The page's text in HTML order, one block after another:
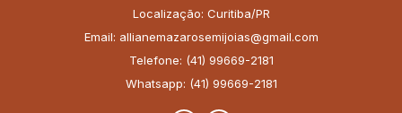
Localização: Curitiba/PR
Email: allianemazarosemijoias@gmail.com
Telefone: (41) 99669-2181
Whatsapp: (41) 99669-2181